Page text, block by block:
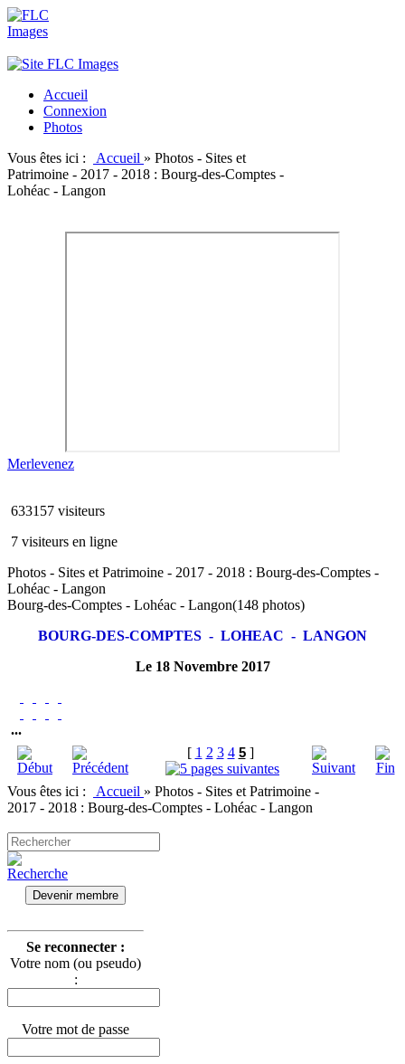
Accueil
Connexion
Photos
Vous êtes ici :
Accueil » Photos - Sites et
Patrimoine - 2017 - 2018 : Bourg-des-Comptes -
Lohéac - Langon
Merlevenez
633157 visiteurs
7 visiteurs en ligne
Photos - Sites et Patrimoine - 2017 - 2018 : Bourg-des-Comptes -
Lohéac - Langon
Bourg-des-Comptes - Lohéac - Langon(148 photos)
BOURG-DES-COMPTES - LOHEAC - LANGON
Le 18 Novembre 2017
...
[ 1 2 3 4 5]
Vous êtes ici : Accueil » Photos - Sites et Patrimoine -
2017 - 2018 : Bourg-des-Comptes - Lohéac - Langon
Devenir membre
Se reconnecter :
Votre nom (ou pseudo)
:
Votre mot de passe